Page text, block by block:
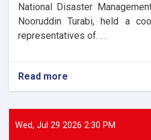
National Disaster
Nooruddin Turabi, held a
representatives of. . .
Read more
General
of
Wed, Jul 29 2026 2:30 PM